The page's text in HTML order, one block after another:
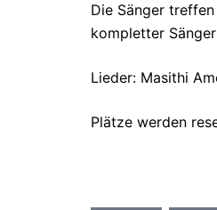
Die Sänger
kompletter
Lieder: Masithi
Plätze werden